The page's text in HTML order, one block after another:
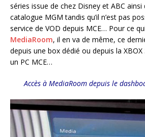
séries issue de chez Disney et ABC
catalogue MGM tandis qu’il n’est pas
service de VOD depuis MCE… Pour ce
MediaRoom, il en va de même, ce
depuis une box dédié ou depuis la
un PC MCE…
Accès à MediaRoom depuis le